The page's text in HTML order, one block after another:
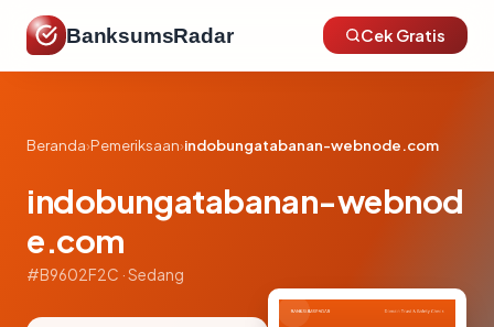
BanksumsRadar Cek Gratis
Beranda›Pemeriksaan›indobungatabanan-webnode.com
indobungatabanan-webnod
e.com
#B9602F2C · Sedang